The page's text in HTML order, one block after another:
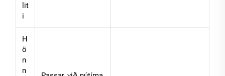
lit
i
H
ö
n
n